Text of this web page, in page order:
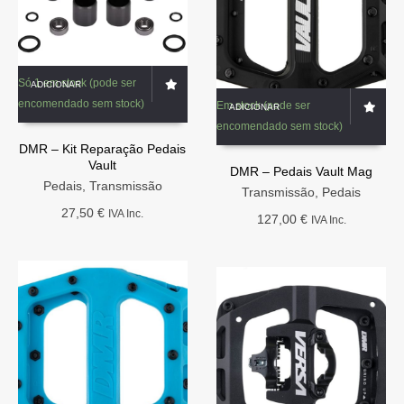
ADICIONAR
Só 1 em stock (pode ser
encomendado sem stock)
DMR – Kit Reparação Pedais
Vault
Pedais, Transmissão
27,50€ IVA Inc.
ADICIONAR
Em stock (pode ser
encomendado sem stock)
DMR – Pedais Vault Mag
Transmissão, Pedais
127,00 € IVA Inc.